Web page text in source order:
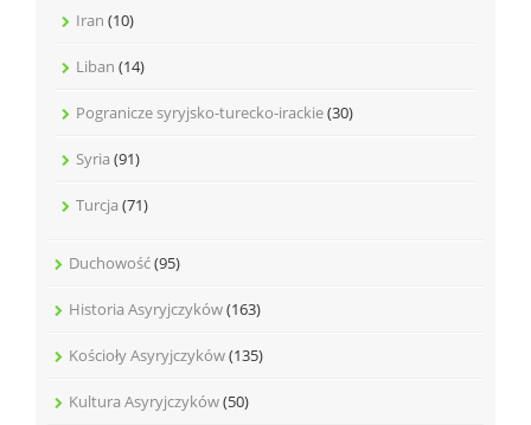
Iran (10)
Liban (14)
Pogranicze syryjsko-turecko-irackie(30)
Syria (91)
Turcja (71)
Duchowość(95)
Historia Asyryjczyków(163)
Kościoły Asyryjczyków(135)
Kultura Asyryjczyków(50)